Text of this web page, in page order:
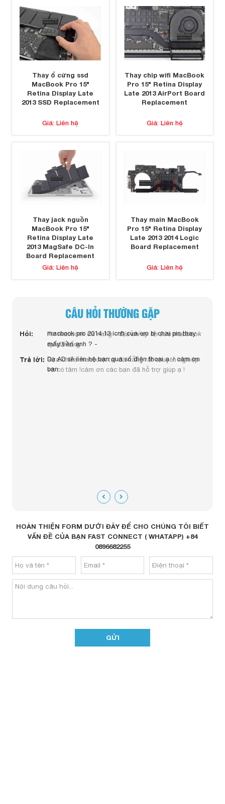
Thay ổ cứng ssd
MacBook Pro 15"
Retina Display Late
2013 SSD Replacement
Giá: Liên hệ
Thay chip wifi MacBook
Pro 15" Retina Display
Late 2013 AirPort Board
Replacement
Giá: Liên hệ
Thay jack nguồn
MacBook Pro 15"
Retina Display Late
2013 MagSafe DC-In
Board Replacement
Giá: Liên hệ
Thay main MacBook
Pro 15" Retina Display
Late 2013 2014 Logic
Board Replacement
Giá: Liên hệ
CÂU HỎI THƯỜNG GẶP
Hỏi: Fix macbook da nang -Địa chỉ uy tín sửa macbook
tại đà nẵng
Trả lời: Sửa chữa macbook tại đà nẵng rất chuyên nghiệp
và có tâm !cảm ơn các bạn đã hỗ trợ giúp ạ !
Hỏi:
macbook pro 2014 13 icnh của em bị chai pin thay
mấy tiền anh ? -
Trả lời: Dạ AD sẽ liên hệ bạn qua số điện thoại ạ ! cảm ơn
ban
HOÀN THIỆN FORM DƯỚI ĐÂY ĐỂ CHO CHÚNG TÔI BIẾT
VẤN ĐỀ CỦA BẠN FAST CONNECT ( WHATAPP) +84
0896682255